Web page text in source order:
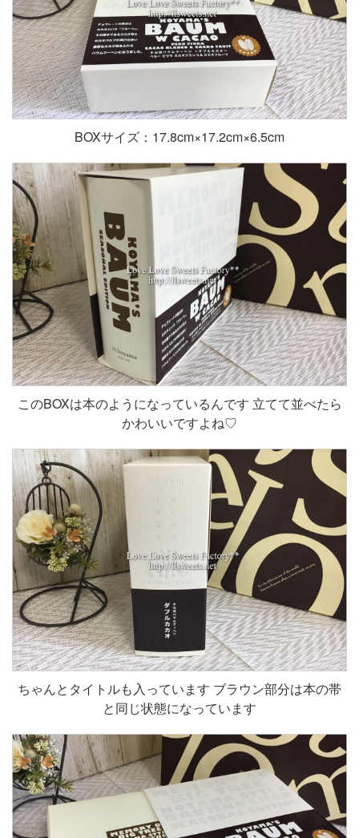
BOXサイズ：17.8cm×17.2cm×6.5cm
このBOXは本のようになっているんです 立てて並べたら
かわいいですよね♡
ちゃんとタイトルも入っています ブラウン部分は本の帯
と同じ状態になっています